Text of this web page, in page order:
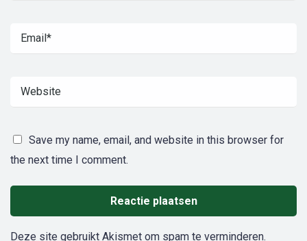
Save my name, email, and website in this browser for
the next time I comment.
Deze site gebruikt Akismet om spam te verminderen.